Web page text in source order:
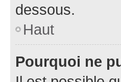
dessous.
Haut
Pourquoi ne